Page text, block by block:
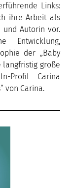
Links:
ihre Arbeit als
und Autorin vor.
Entwicklung,
der „Baby
langfristig große
Profil Carina
von Carina.